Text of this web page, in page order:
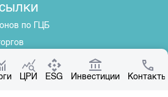
ЦРИ ESG Инвестиции Контакты
по ГЦБ